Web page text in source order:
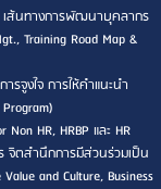
ส้นทางการพัฒนาบุคลากร
Training Road Map &
จูงใจ การให้คำแนะนำ
HR, HRBP และ HR
ตสำนึกการมีส่วนร่วมเป็น
and Culture, Business